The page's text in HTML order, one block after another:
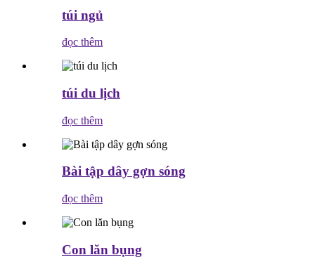
túi ngủ
đọc thêm
túi du lịch
đọc thêm
Bài tập dây gợn sóng
đọc thêm
Con lăn bụng